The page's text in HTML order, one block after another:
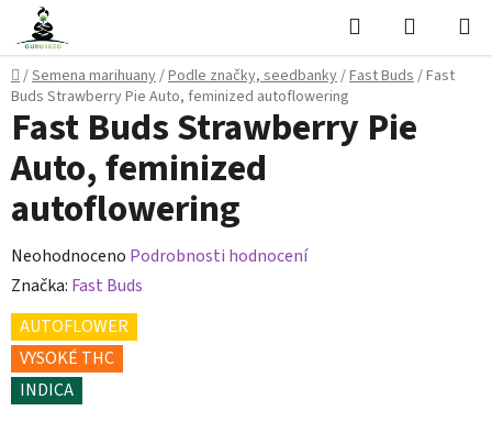
Přejít
obsah
Hledat
KOŠÍK
Domů
/Semena marihuany/Podle značky, seedbanky/Fast Buds/Fast
Buds Strawberry Pie Auto, feminized autoflowering
Fast Buds Strawberry Pie
Auto, feminized
autoflowering
Průměrné
hodnocení
produktu
je
0,0
z
Neohodnoceno Podrobnosti hodnocení
Značka: Fast Buds
AUTOFLOWER
VYSOKÉ THC
INDICA